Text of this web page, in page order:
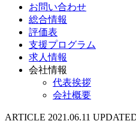
お問い合わせ
総合情報
評価表
支援プログラム
求人情報
会社情報
代表挨拶
会社概要
ARTICLE 2021.06.11